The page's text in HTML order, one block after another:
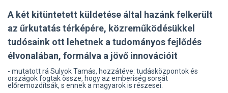
A két kitüntetett küldetése által hazánk felkerült
az űrkutatás térképére, közreműködésükkel
tudósaink ott lehetnek a tudományos fejlődés
élvonalában, formálva a jövő innovációit
- mutatott rá Sulyok Tamás, hozzátéve: tudásközpontok és
országok fogtak össze, hogy az emberiség sorsát
előremozdítsák, s ennek a magyarok is részesei.